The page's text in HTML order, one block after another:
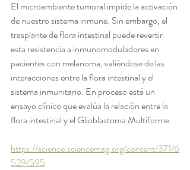
El microambiente tumoral impide la activación
de nuestro sistema inmune. Sin embargo, el
trasplante de flora intestinal puede revertir
esta resistencia a inmunomoduladores en
pacientes con melanoma, valiéndose de las
interacciones entre la flora intestinal y el
sistema inmunitario. En proceso está un
ensayo clínico que evalúa la relación entre la
flora intestinal y el Glioblastoma Multiforme.
https://science.sciencemag.org/content/371/6
529/595